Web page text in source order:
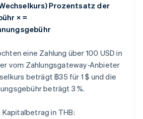
Prozentsatz der
× =
eine Zahlung über 100 USD in
vom Zahlungsgateway-Anbieter
beträgt ฿35 für 1 $ und die
beträgt 3 %.
in THB: